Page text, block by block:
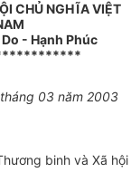
CHỦ NGHĨA VIỆT
- Hạnh Phúc
03 năm 2003
binh và Xã hội